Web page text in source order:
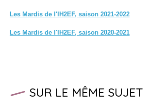
Les Mardis de l'IH2EF, saison 2021-2022
Les Mardis de l'IH2EF, saison 2020-2021
SUR LE MÊME SUJET